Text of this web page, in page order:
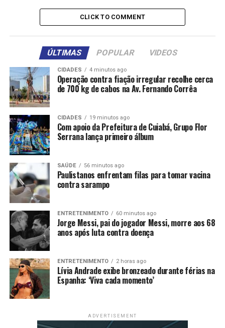
No post, Lula cita ainda que o ex-presidente norte-
superpotências e o uso de drones assassinos”, além de
ter trabalhado junto ao Brasil na mediação de conflitos
na Venezuela e na ajuda ao Haiti.
“Criou o Centro Carter, uma referência mundial em
democracia, direitos humanos e diálogo. Será lembrado
para sempre como um nome que defendeu que a paz é a
mais importante condição para o desenvolvimento”,
concluiu Lula.
Jimmy Carter, um fazendeiro que, como presidente dos
Estados Unidos, enfrentou uma economia desfavorável e
a crise de reféns no Irã, e que também intermediou a paz
entre Israel e Egito e recebeu o prêmio Nobel da Paz por
seu trabalho humanitário, morreu em casa, na Geórgia,
no domingo (29).
Democrata, Carter serviu na Casa Branca entre janeiro
qualquer outro ex-presidente na história dos Estados
Unidos, viu sua reputação aumentar depois que deixou o
cargo – feito que ele mesmo reconheceu.
Prêmio Nobel
CLICK TO COMMENT
ÚLTIMAS POPULAR VIDEOS
CIDADES 4 minutos ago
Operação contra fiação irregular recolhe cerca
de 700 kg de cabos na Av. Fernando Corrêa
CIDADES 19 minutos ago
Com apoio da Prefeitura de Cuiabá, Grupo Flor
Serrana lança primeiro álbum
SAÚDE 56 minutos ago
Paulistanos enfrentam filas para tomar vacina
contra sarampo
ENTRETENIMENTO 60 minutos ago
Jorge Messi, pai do jogador Messi, morre aos 68
anos após luta contra doença
ENTRETENIMENTO 2 horas ago
Lívia Andrade exibe bronzeado durante férias na
Espanha: ‘Viva cada momento’
ADVERTISEMENT